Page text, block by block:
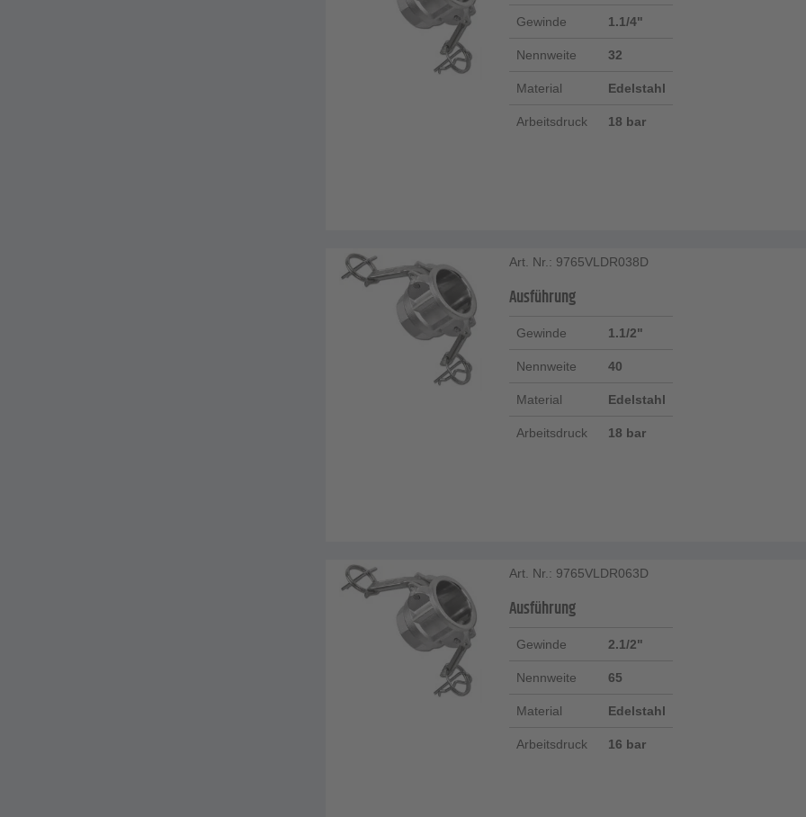
Gewinde 1.1/4"
Nennweite 32
Material Edelstahl
Arbeitsdruck 18 bar
Art. Nr.: 9765VLDR038D
Ausführung
Gewinde 1.1/2"
Nennweite 40
Material Edelstahl
Arbeitsdruck 18 bar
Art. Nr.: 9765VLDR063D
Ausführung
Gewinde 2.1/2"
Nennweite 65
Material Edelstahl
Arbeitsdruck 16 bar